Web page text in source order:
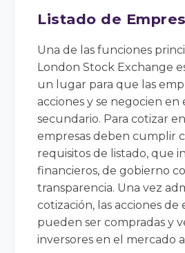
Listado de
Una de las funciones
London Stock Exchange
un lugar para que las
acciones y se negocien en
secundario. Para cotizar en
empresas deben cumplir
requisitos de listado, que
financieros, de gobierno
transparencia. Una vez
cotización, las acciones de
pueden ser compradas y
inversores en el mercado